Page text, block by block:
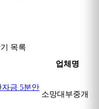
목록
업체명
자금 5분안
소망대부중개